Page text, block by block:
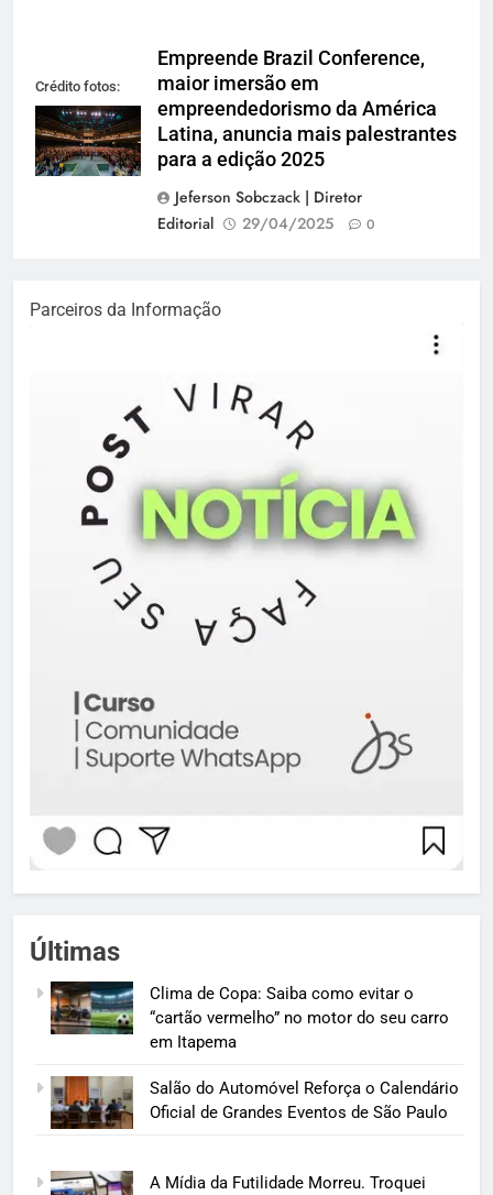
Crédito fotos:
divulgação EBC
Empreende Brazil Conference,
maior imersão em
empreendedorismo da América
Latina, anuncia mais palestrantes
para a edição 2025
Jeferson Sobczack | Diretor
Editorial
29/04/2025 0
Parceiros da Informação
Últimas
Clima de Copa: Saiba como evitar o
“cartão vermelho” no motor do seu carro
em Itapema
Salão do Automóvel Reforça o Calendário
Oficial de Grandes Eventos de São Paulo
A Mídia da Futilidade Morreu. Troquei